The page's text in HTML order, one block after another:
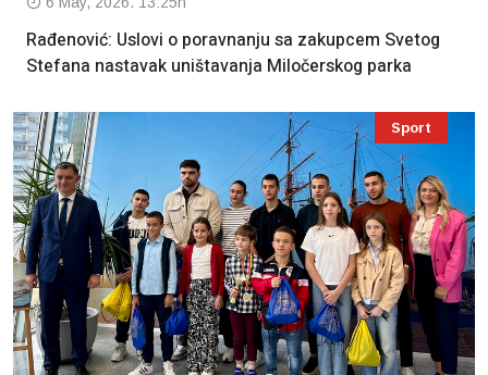
Rađenović: Uslovi o poravnanju sa zakupcem Svetog
Stefana nastavak uništavanja Miločerskog parka
Sport